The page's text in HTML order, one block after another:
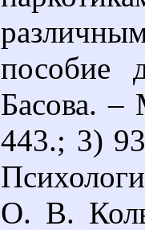
Басова.
443.; 3)
О. В.